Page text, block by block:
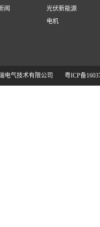
闻
光伏新能源
电机
电气技术有限公司 粤ICP备